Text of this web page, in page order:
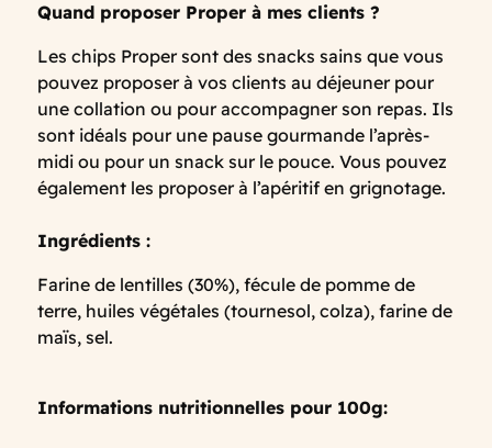
Quand proposer Proper à mes clients ?
Les chips Proper sont des snacks sains que vous
pouvez proposer à vos clients au déjeuner pour
une collation ou pour accompagner son repas. Ils
sont idéals pour une pause gourmande l’après-
midi ou pour un snack sur le pouce. Vous pouvez
également les proposer à l’apéritif en grignotage.
Ingrédients :
Farine de lentilles (30%), fécule de pomme de
terre, huiles végétales (tournesol, colza), farine de
maïs, sel.
Informations nutritionnelles pour 100g: